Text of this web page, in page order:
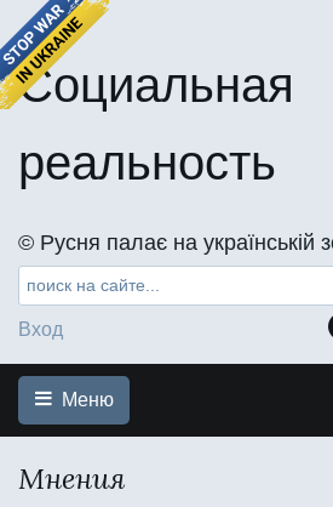
Социальная
реальность
©️ Русня палає на українській
Вход
Меню
Мнения